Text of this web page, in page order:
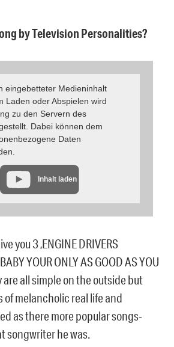
by Television Personalities?
eingebetteter Medieninhalt
Laden oder Abspielen wird
zu den Servern des
Dabei können dem
Daten
Inhalt laden
you 3 ‚ENGINE DRIVERS
YOUR ONLY AS GOOD AS YOU
are all simple on the outside but
melancholic real life and
as there more popular songs-
songwriter he was.